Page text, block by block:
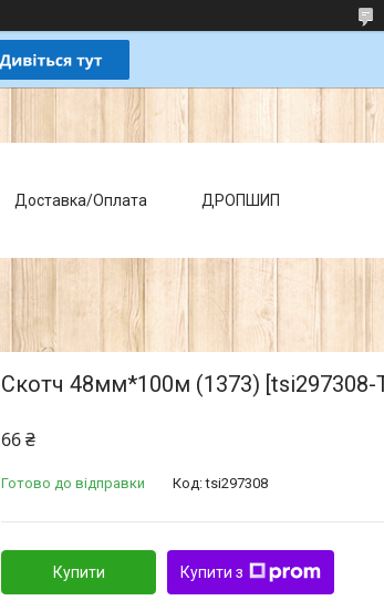
Доставка/Оплата ДРОПШИП
Скотч 48мм*100м (1373) [tsi297308-
66 ₴
Готово до відправки Код:tsi297308
Купити Купити з